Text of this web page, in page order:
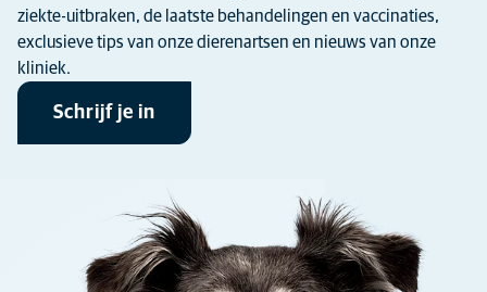
ziekte-uitbraken, de laatste behandelingen en vaccinaties,
exclusieve tips van onze dierenartsen en nieuws van onze
kliniek.
Schrijf je in